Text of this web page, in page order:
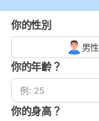
你的性別
男性
你的年齡？
你的身高？